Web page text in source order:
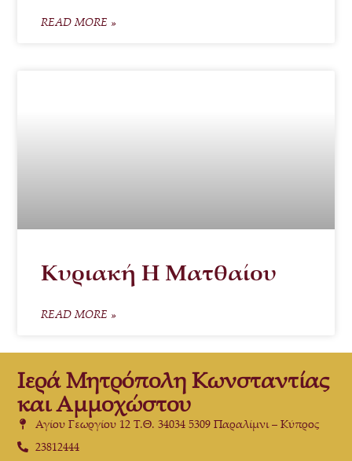
READ MORE »
Κυριακή Η Ματθαίου
READ MORE »
Ιερά Μητρόπολη Κωνσταντίας
και Αμμοχώστου
Αγίου Γεωργίου 12 Τ.Θ. 34034 5309 Παραλίμνι – Κύπρος
23812444